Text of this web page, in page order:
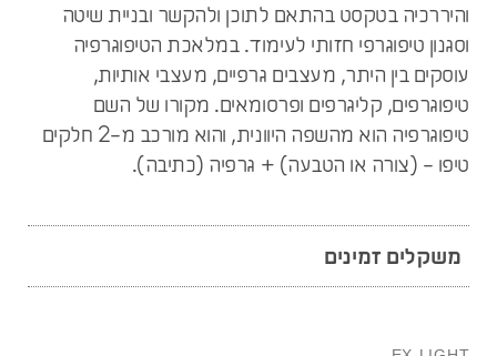
והיררכיה בטקסט בהתאם לתוכן ולהקשר ובניית שיטה
וסגנון טיפוגרפי חזותי לעימוד. במלאכת הטיפוגרפיה
עוסקים בין היתר, מעצבים גרפיים, מעצבי אותיות,
טיפוגרפים, קליגרפים ופרסומאים. מקורו של השם
טיפוגרפיה הוא מהשפה היוונית, והוא מורכב מ-2 חלקים
טיפו - (צורה או הטבעה) + גרפיה (כתיבה).
משקלים זמינים